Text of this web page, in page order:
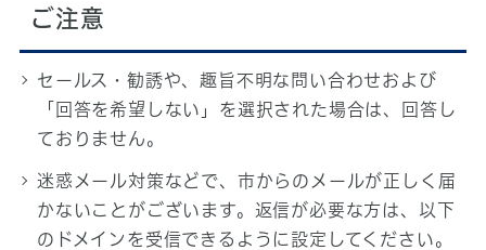
ご注意
セールス・勧誘や、趣旨不明な問い合わせおよび
「回答を希望しない」を選択された場合は、回答し
ておりません。
迷惑メール対策などで、市からのメールが正しく届
かないことがございます。返信が必要な方は、以下
のドメインを受信できるように設定してください。